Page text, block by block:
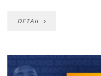
DETAIL